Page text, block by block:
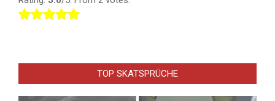
TOP SKATSPRÜCHE